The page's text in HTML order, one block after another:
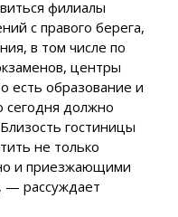
филиалы
с правого берега,
в том числе по
центры
есть образование и
сегодня должно
гостиницы
не только
и приезжающими
— рассуждает